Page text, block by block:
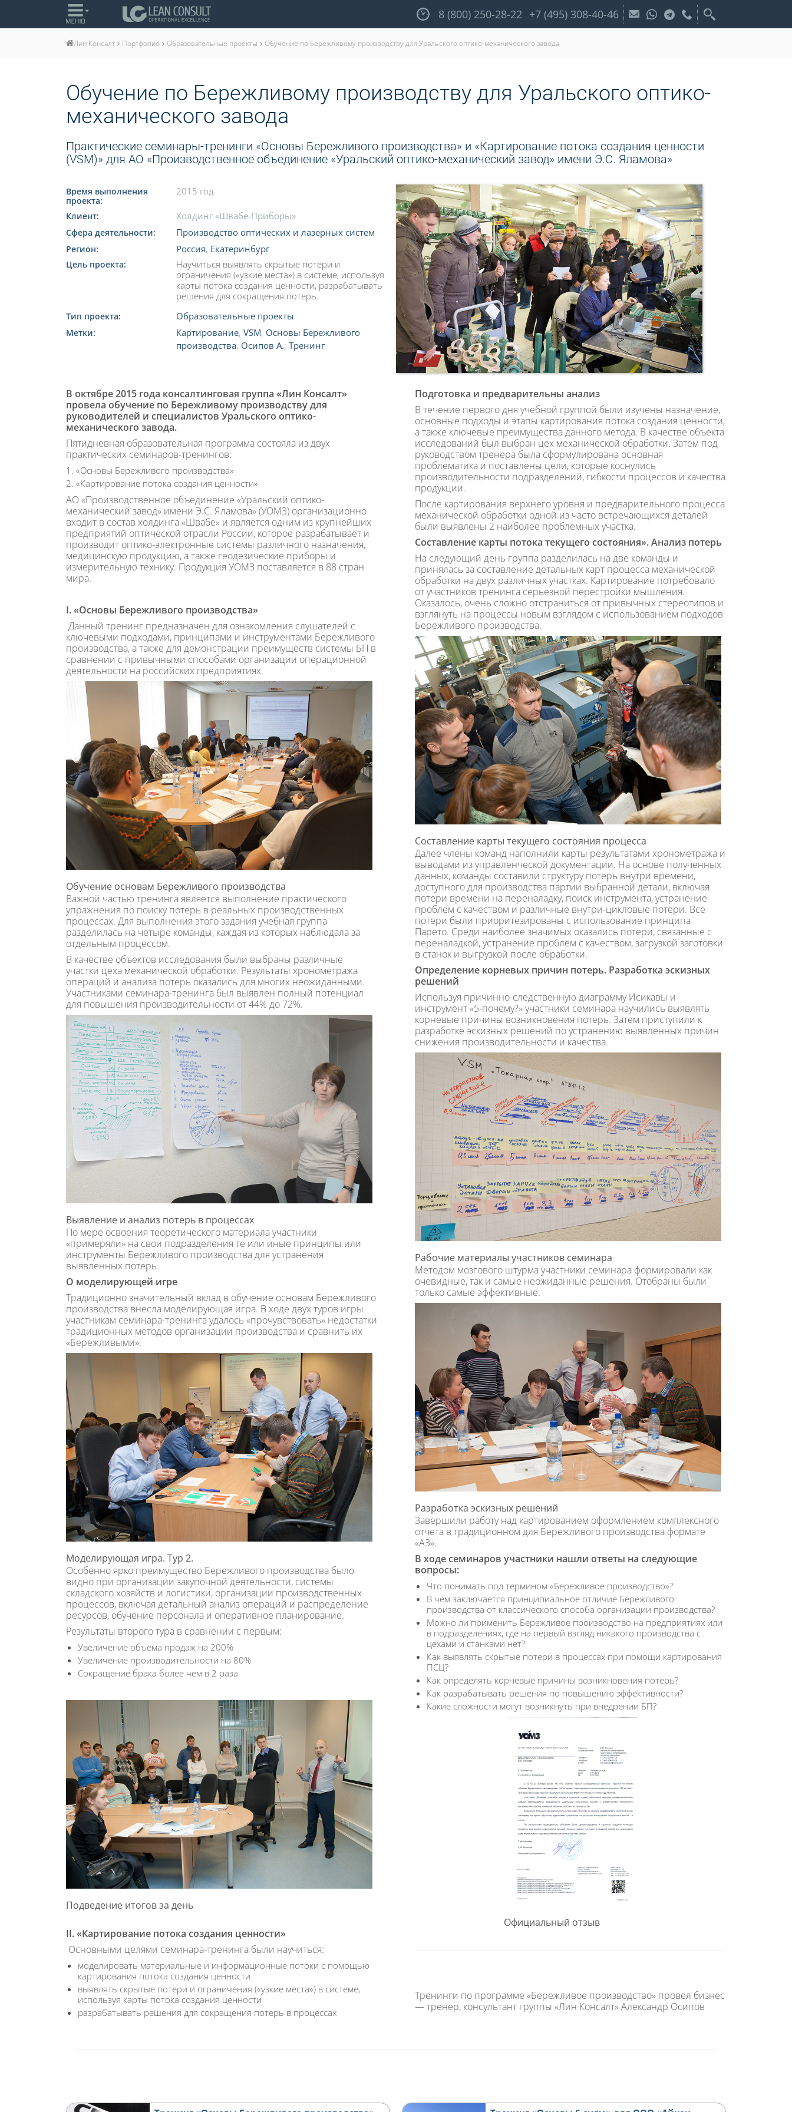
8 (800) 250-28-22 +7 (495) 308-40-46
Лин Консалт Портфолио Образовательные проекты Обучение по Бережливому производству для Уральского оптико-механического завода
Обучение по Бережливому производству для Уральского оптико-
механического завода
Практические семинары-тренинги «Основы Бережливого производства» и «Картирование потока создания ценности
(VSM)» для АО «Производственное объединение «Уральский оптико-механический завод» имени Э.С. Яламова»
Время выполнения
проекта:
2015 год
Клиент: Холдинг «Швабе-Приборы»
Сфера деятельности: Производство оптических и лазерных систем
Регион: Россия, Екатеринбург
Цель проекта:
Научиться выявлять скрытые потери и
ограничения («узкие места») в системе, используя
карты потока создания ценности, разрабатывать
решения для сокращения потерь.
Тип проекта: Образовательные проекты
Метки: Картирование, VSM, Основы Бережливого
производства, Осипов А., Тренинг
В октябре 2015 года консалтинговая группа «Лин Консалт»
провела обучение по Бережливому производству для
руководителей и специалистов Уральского оптико-
механического завода.
Пятидневная образовательная программа состояла из двух
практических семинаров-тренингов:
«Основы Бережливого производства»
«Картирование потока создания ценности»
АО «Производственное объединение «Уральский оптико-
механический завод» имени Э.С. Яламова» (УОМЗ) организационно
входит в состав холдинга «Швабе» и является одним из крупнейших
предприятий оптической отрасли России, которое разрабатывает и
производит оптико-электронные системы различного назначения,
медицинскую продукцию, а также геодезические приборы и
измерительную технику. Продукция УОМЗ поставляется в 88 стран
мира.
I. «Основы Бережливого производства»
Данный тренинг предназначен для ознакомления слушателей с
ключевыми подходами, принципами и инструментами Бережливого
производства, а также для демонстрации преимуществ системы БП в
сравнении с привычными способами организации операционной
деятельности на российских предприятиях.
Обучение основам Бережливого производства
Важной частью тренинга является выполнение практического
упражнения по поиску потерь в реальных производственных
процессах. Для выполнения этого задания учебная группа
разделилась на четыре команды, каждая из которых наблюдала за
отдельным процессом.
В качестве объектов исследования были выбраны различные
участки цеха механической обработки. Результаты хронометража
операций и анализа потерь оказались для многих неожиданными.
Участниками семинара-тренинга был выявлен полный потенциал
для повышения производительности от 44% до 72%.
Выявление и анализ потерь в процессах
По мере освоения теоретического материала участники
«примеряли» на свои подразделения те или иные принципы или
инструменты Бережливого производства для устранения
выявленных потерь.
О моделирующей игре
Традиционно значительный вклад в обучение основам Бережливого
производства внесла моделирующая игра. В ходе двух туров игры
участникам семинара-тренинга удалось «прочувствовать» недостатки
традиционных методов организации производства и сравнить их
«Бережливыми».
Моделирующая игра. Тур 2.
Особенно ярко преимущество Бережливого производства было
видно при организации закупочной деятельности, системы
складского хозяйств и логистики, организации производственных
процессов, включая детальный анализ операций и распределение
ресурсов, обучение персонала и оперативное планирование.
Результаты второго тура в сравнении с первым:
Увеличение объема продаж на 200%
Увеличение производительности на 80%
Сокращение брака более чем в 2 раза
Подведение итогов за день
II. «Картирование потока создания ценности»
Основными целями семинара-тренинга были научиться:
моделировать материальные и информационные потоки с помощью
картирования потока создания ценности
выявлять скрытые потери и ограничения («узкие места») в системе,
используя карты потока создания ценности
разрабатывать решения для сокращения потерь в процессах
Подготовка и предварительны анализ
В течение первого дня учебной группой были изучены назначение,
основные подходы и этапы картирования потока создания ценности,
а также ключевые преимущества данного метода. В качестве объекта
исследований был выбран цех механической обработки. Затем под
руководством тренера была сформулирована основная
проблематика и поставлены цели, которые коснулись
производительности подразделений, гибкости процессов и качества
продукции.
После картирования верхнего уровня и предварительного процесса
механической обработки одной из часто встречающихся деталей
были выявлены 2 наиболее проблемных участка.
Составление карты потока текущего состояния». Анализ потерь
На следующий день группа разделилась на две команды и
принялась за составление детальных карт процесса механической
обработки на двух различных участках. Картирование потребовало
от участников тренинга серьезной перестройки мышления.
Оказалось, очень сложно отстраниться от привычных стереотипов и
взглянуть на процессы новым взглядом с использованием подходов
Бережливого производства.
Составление карты текущего состояния процесса
Далее члены команд наполнили карты результатами хронометража и
выводами из управленческой документации. На основе полученных
данных, команды составили структуру потерь внутри времени,
доступного для производства партии выбранной детали, включая
потери времени на переналадку, поиск инструмента, устранение
проблем с качеством и различные внутри-цикловые потери. Все
потери были приоритезированы с использование принципа
Парето. Среди наиболее значимых оказались потери, связанные с
переналадкой, устранение проблем с качеством, загрузкой заготовки
в станок и выгрузкой после обработки.
Определение корневых причин потерь. Разработка эскизных
решений
Используя причинно-следственную диаграмму Исикавы и
инструмент «5-почему?» участники семинара научились выявлять
корневые причины возникновения потерь. Затем приступили к
разработке эскизных решений по устранению выявленных причин
снижения производительности и качества.
Рабочие материалы участников семинара
Методом мозгового штурма участники семинара формировали как
очевидные, так и самые неожиданные решения. Отобраны были
только самые эффективные.
Разработка эскизных решений
Завершили работу над картированием оформлением комплексного
отчета в традиционном для Бережливого производства формате
«А3».
В ходе семинаров участники нашли ответы на следующие
вопросы:
Что понимать под термином «Бережливое производство»?
В чем заключается принципиальное отличие Бережливого
производства от классического способа организации производства?
Можно ли применить Бережливое производство на предприятиях или
в подразделениях, где на первый взгляд никакого производства с
цехами и станками нет?
Как выявлять скрытые потери в процессах при помощи картирования
ПСЦ?
Как определять корневые причины возникновения потерь?
Как разрабатывать решения по повышению эффективности?
Какие сложности могут возникнуть при внедрении БП?
Официальный отзыв
Тренинги по программе «Бережливое производство» провел бизнес
— тренер, консультант группы «Лин Консалт» Александр Осипов